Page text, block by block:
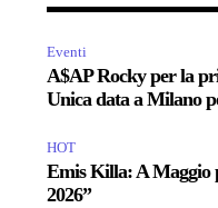
Eventi
A$AP Rocky per la
Unica data a Milano
HOT
Emis Killa: A Maggio
2026”